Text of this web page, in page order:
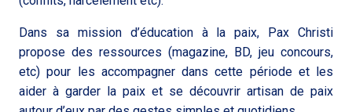
Dans sa mission d’éducation à la paix, Pax Christi
propose des ressources (magazine, BD, jeu concours,
etc) pour les accompagner dans cette période et les
aider à garder la paix et se découvrir artisan de paix